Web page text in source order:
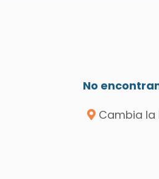
No
Cambia la